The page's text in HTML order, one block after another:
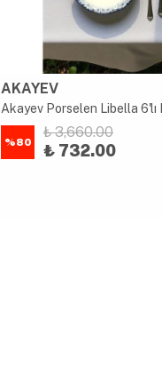
AKAYEV
Akayev Porselen Libella 6'lı
%80
₺ 3,660.00
₺ 732.00